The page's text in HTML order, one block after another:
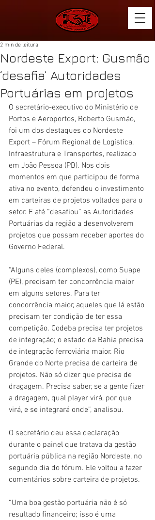
Nordeste Export: Gusmão
‘desafia’ Autoridades
Portuárias em projetos
2 min de leitura
O secretário-executivo do Ministério de
Portos e Aeroportos, Roberto Gusmão,
foi um dos destaques do Nordeste
Export – Fórum Regional de Logística,
Infraestrutura e Transportes, realizado
em João Pessoa (PB). Nos dois
momentos em que participou de forma
ativa no evento, defendeu o investimento
em carteiras de projetos voltados para o
setor. E até “desafiou” as Autoridades
Portuárias da região a desenvolverem
projetos que possam receber aportes do
Governo Federal.
“Alguns deles (complexos), como Suape
(PE), precisam ter concorrência maior
em alguns setores. Para ter
concorrência maior, aqueles que lá estão
precisam ter condição de ter essa
competição. Codeba precisa ter projetos
de integração; o estado da Bahia precisa
de integração ferroviária maior. Rio
Grande do Norte precisa de carteira de
projetos. Não só dizer que precisa de
dragagem. Precisa saber, se a gente fizer
a dragagem, qual player virá, por que
virá, e se integrará onde”, analisou.
O secretário deu essa declaração
durante o painel que tratava da gestão
portuária pública na região Nordeste, no
segundo dia do fórum. Ele voltou a fazer
comentários sobre carteira de projetos.
“Uma boa gestão portuária não é só
resultado financeiro; isso é uma